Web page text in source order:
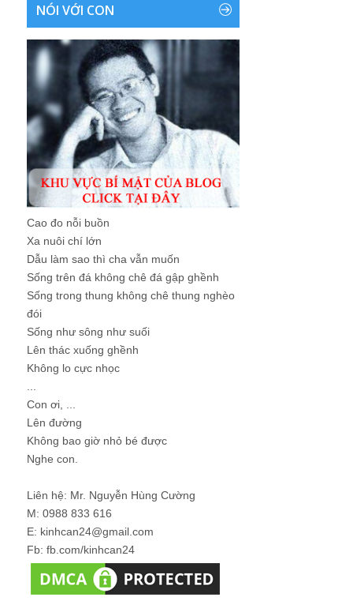
NÓI VỚI CON
Cao đo nỗi buồn
Xa nuôi chí lớn
Dẫu làm sao thì cha vẫn muốn
Sống trên đá không chê đá gập ghềnh
Sống trong thung không chê thung nghèo
đói
Sống như sông như suối
Lên thác xuống ghềnh
Không lo cực nhọc
Con ơi, ...
Lên đường
Không bao giờ nhỏ bé được
Nghe con.
Liên hệ: Mr. Nguyễn Hùng Cường
M: 0988 833 616
E: kinhcan24@gmail.com
Fb: fb.com/kinhcan24